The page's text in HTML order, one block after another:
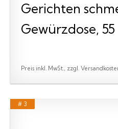
Gerichten
Gewürzdose, 55
Preis inkl. MwSt., zzgl.
# 3